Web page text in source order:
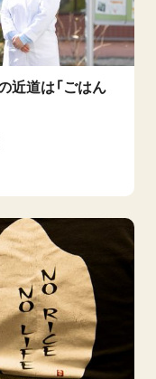
近道は「ごはん